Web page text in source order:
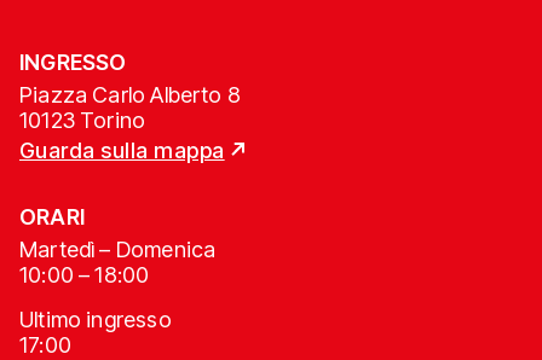
INGRESSO
Piazza Carlo Alberto 8
10123 Torino
Guarda sulla mappa
ORARI
Martedì – Domenica
10:00 – 18:00
Ultimo ingresso
17:00